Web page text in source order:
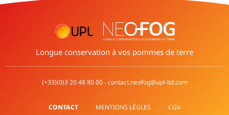
Longue conservation à vos pommes de terre
(+33)(0)3 20 48 80 00 - contact.neofog@upl-ltd.com
CONTACT MENTIONS LÉGLES CGV